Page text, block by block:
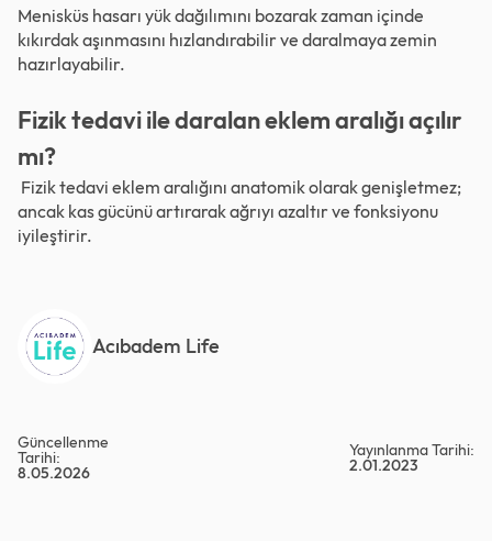
Menisküs hasarı yük dağılımını bozarak zaman içinde
kıkırdak aşınmasını hızlandırabilir ve daralmaya zemin
hazırlayabilir.
Fizik tedavi ile daralan eklem aralığı açılır
mı?
Fizik tedavi eklem aralığını anatomik olarak genişletmez;
ancak kas gücünü artırarak ağrıyı azaltır ve fonksiyonu
iyileştirir.
Acıbadem Life
Güncellenme
Tarihi:
8.05.2026
Yayınlanma Tarihi:
2.01.2023